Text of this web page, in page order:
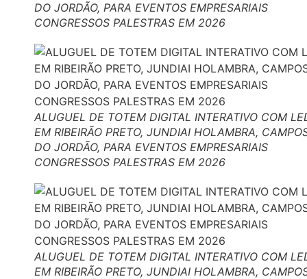
DO JORDÃO, PARA EVENTOS EMPRESARIAIS
CONGRESSOS PALESTRAS EM 2026
ALUGUEL DE TOTEM DIGITAL INTERATIVO COM
EM RIBEIRÃO PRETO, JUNDIAI HOLAMBRA,
DO JORDÃO, PARA EVENTOS EMPRESARIAIS
CONGRESSOS PALESTRAS EM 2026
ALUGUEL DE TOTEM DIGITAL INTERATIVO COM
EM RIBEIRÃO PRETO, JUNDIAI HOLAMBRA,